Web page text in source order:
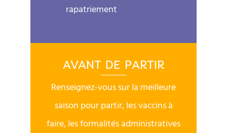
rapatriement
AVANT DE PARTIR
Renseignez-vous sur la meilleure
saison pour partir, les vaccins à
faire, les formalités administratives